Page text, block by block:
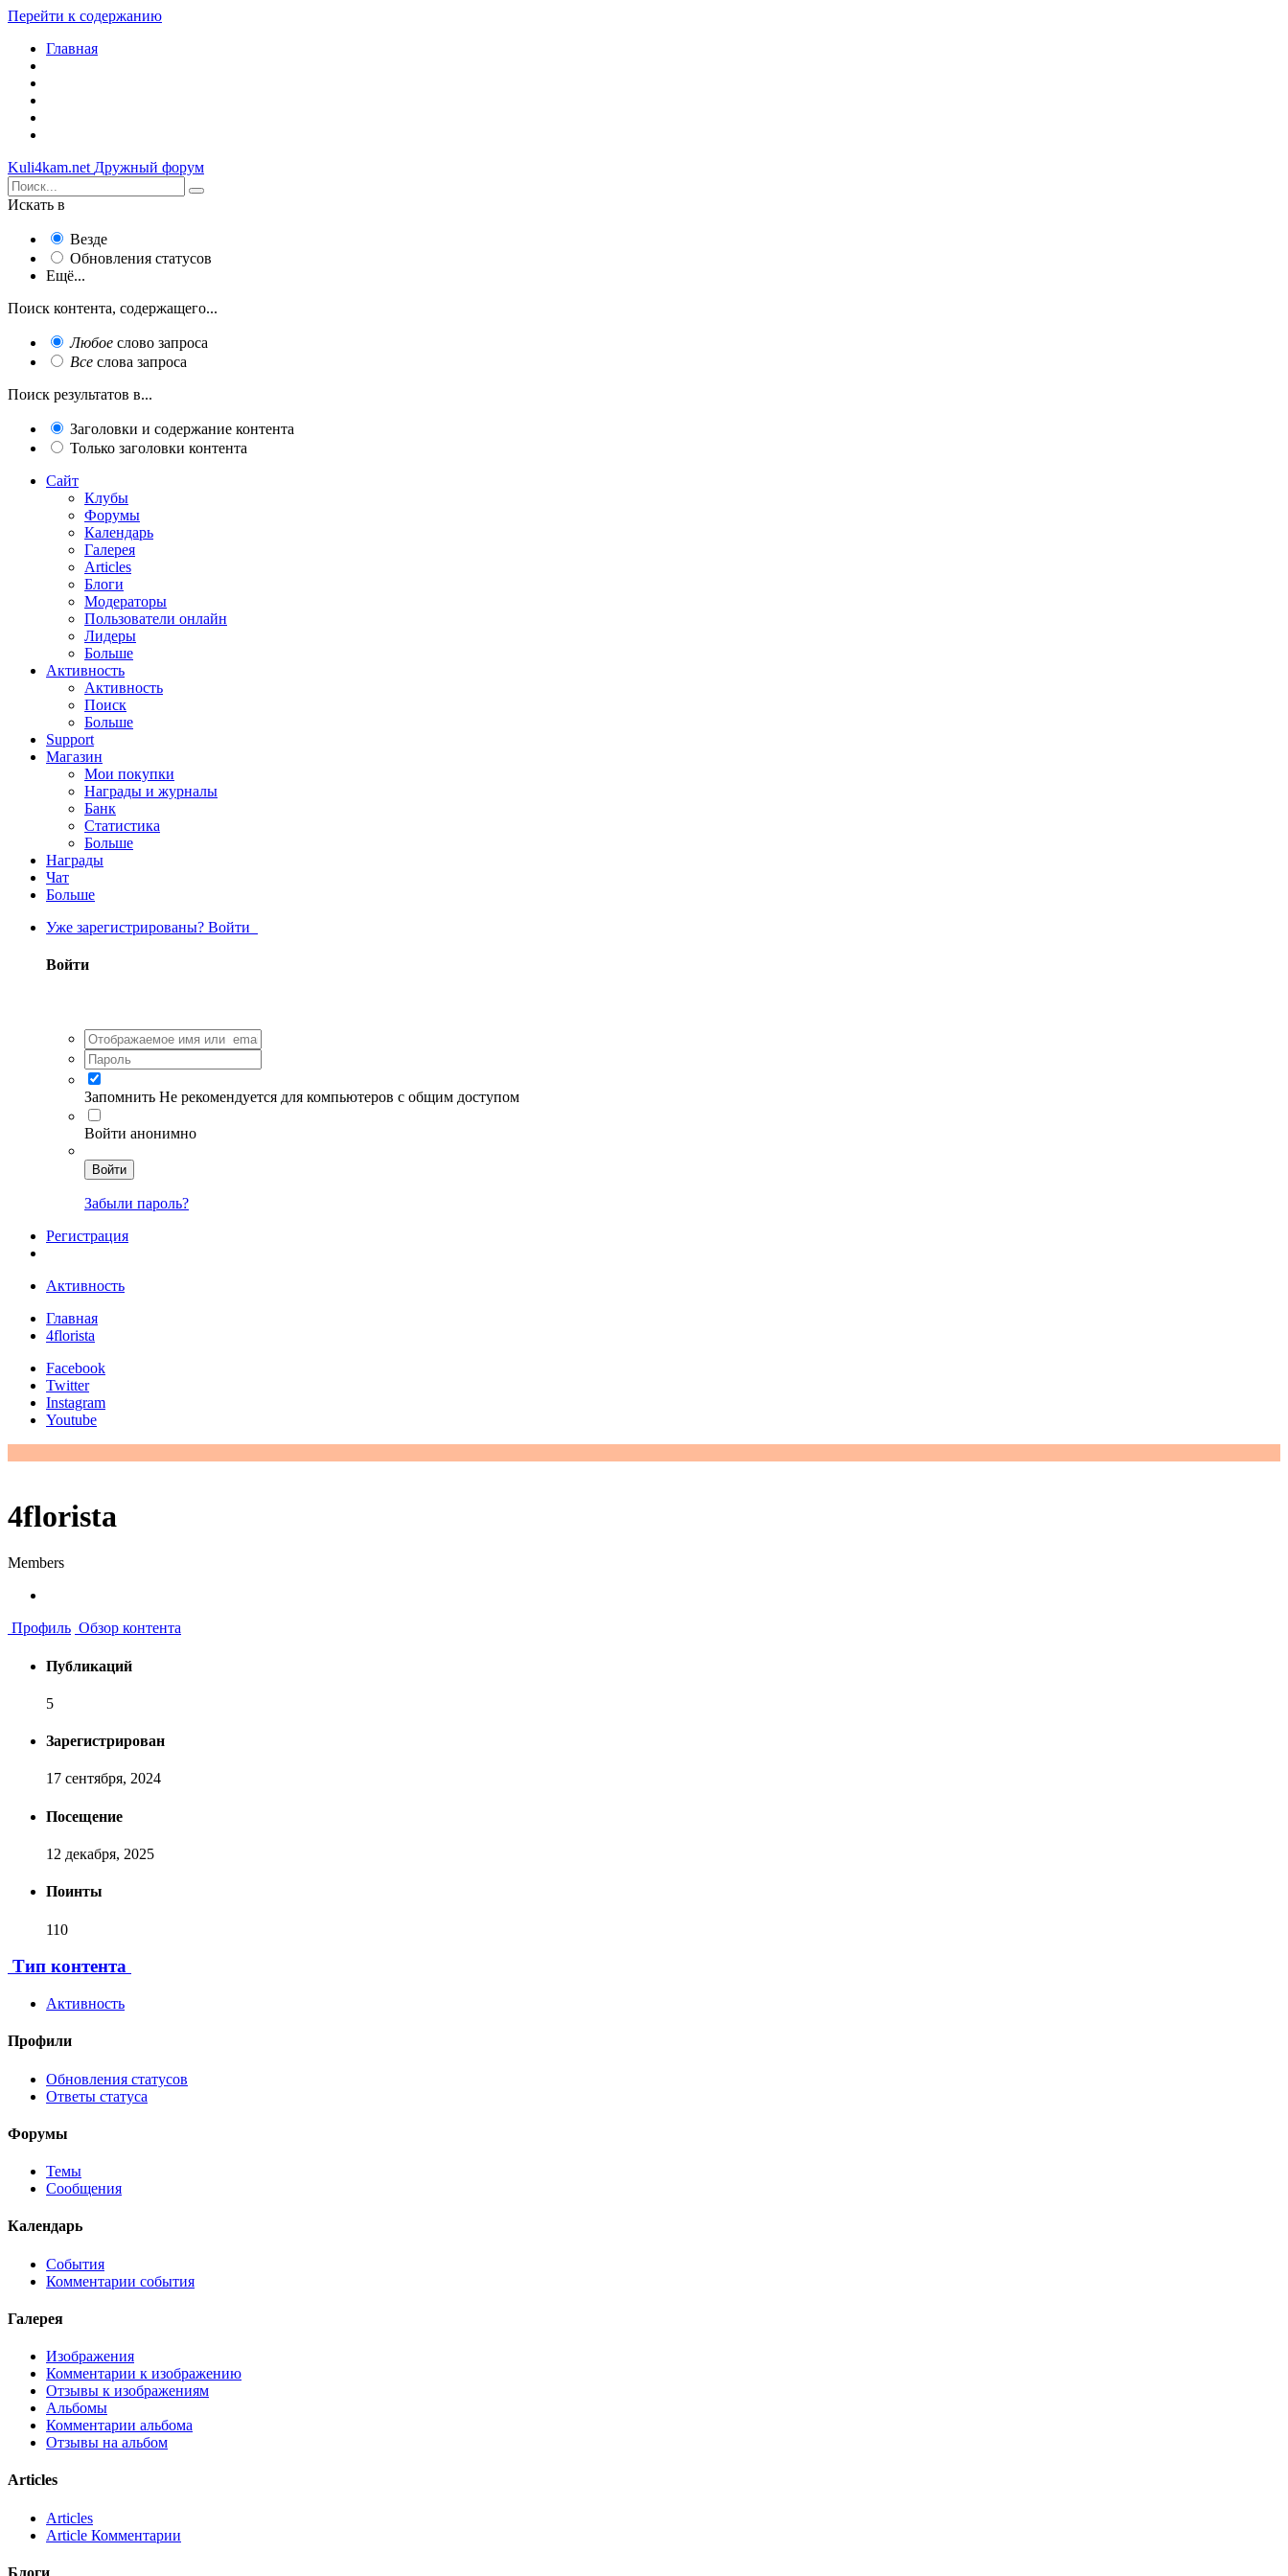
Перейти к содержанию
Главная
Kuli4kam.net Дружный форум
Искать в
Везде
Обновления статусов
Ещё...
Поиск контента, содержащего...
Любое слово запроса
Все слова запроса
Поиск результатов в...
Заголовки и содержание контента
Только заголовки контента
Сайт
Клубы
Форумы
Календарь
Галерея
Articles
Блоги
Модераторы
Пользователи онлайн
Лидеры
Больше
Активность
Активность
Поиск
Больше
Support
Магазин
Мои покупки
Награды и журналы
Банк
Статистика
Больше
Награды
Чат
Больше
Уже зарегистрированы? Войти
Войти
Запомнить Не рекомендуется для компьютеров с общим доступом
Войти анонимно
Войти
Забыли пароль?
Регистрация
Активность
Главная
4florista
Facebook
Twitter
Instagram
Youtube
4florista
Members
Профиль Обзор контента
Публикаций
5
Зарегистрирован
17 сентября, 2024
Посещение
12 декабря, 2025
Поинты
110
Тип контента
Активность
Профили
Обновления статусов
Ответы статуса
Форумы
Темы
Сообщения
Календарь
События
Комментарии события
Галерея
Изображения
Комментарии к изображению
Отзывы к изображениям
Альбомы
Комментарии альбома
Отзывы на альбом
Articles
Articles
Article Комментарии
Блоги